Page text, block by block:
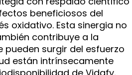
beneficiosos del
oxidativo. Esta sinergia no
contribuye a la
surgir del esfuerzo
están intrínsecamente